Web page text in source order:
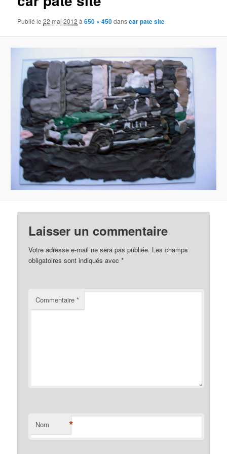
Publié le22 mai 2012 à650 × 450danscar pate site
Laisser un commentaire
Votre adresse e-mail ne sera pas publiée. Les champs
obligatoires sont indiqués avec*
Commentaire*
Nom *